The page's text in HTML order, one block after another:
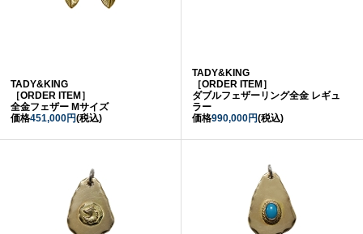
TADY&KING
［ORDER ITEM］
全金フェザー Mサイズ
価格451,000円(税込)
TADY&KING
［ORDER ITEM］
ダブルフェザーリング全金 レギュ
ラー
価格990,000円(税込)